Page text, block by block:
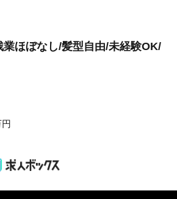
ほぼなし/髪型自由/未経験OK/